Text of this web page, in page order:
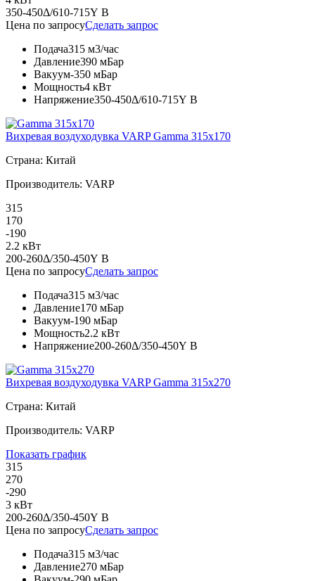
350-450Δ/610-715Y В
Цена по запросуСделать запрос
Подача315 м3/час
Давление390 мБар
Вакуум-350 мБар
Мощность4 кВт
Напряжение350-450Δ/610-715Y В
Вихревая воздуходувка VARP Gamma 315x170
Страна: Китай
Производитель: VARP
315
170
-190
2.2 кВт
200-260Δ/350-450Y В
Цена по запросуСделать запрос
Подача315 м3/час
Давление170 мБар
Вакуум-190 мБар
Мощность2.2 кВт
Напряжение200-260Δ/350-450Y В
Вихревая воздуходувка VARP Gamma 315x270
Страна: Китай
Производитель: VARP
Показать график
315
270
-290
3 кВт
200-260Δ/350-450Y В
Цена по запросуСделать запрос
Подача315 м3/час
Давление270 мБар